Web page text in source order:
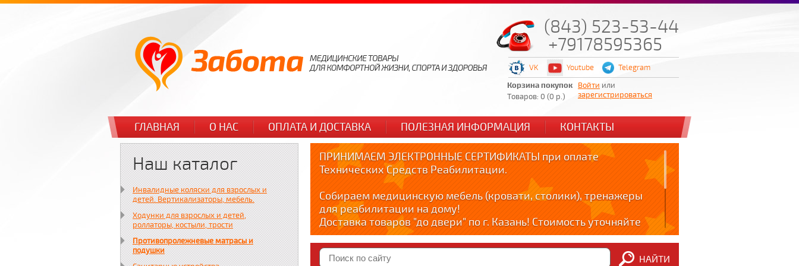
(843) 523-53-44
+79178595365
VK Youtube
Telegram
Корзина покупок
Товаров: 0 (0 р.)
Войти или
зарегистрироваться
ГЛАВНАЯ О НАС ОПЛАТА И ДОСТАВКА ПОЛЕЗНАЯ ИНФОРМАЦИЯ КОНТАКТЫ
Наш каталог
Инвалидные коляски для взрослых и
детей. Вертикализаторы, мебель.
Ходунки для взрослых и детей,
роллаторы, костыли, трости
Противопролежневые матрасы и
подушки
ПРИНИМАЕМ ЭЛЕКТРОННЫЕ СЕРТИФИКАТЫ при оплате
Технических Средств Реабилитации.
Собираем медицинскую мебель (кровати, столики), тренажеры
для реабилитации на дому!
Доставка товаров "до двери" по г. Казань! Стоимость уточняйте
по тел. +79178595365
Краткие видео обзоры медицинских товаров!!!
YOUTUBE: youtube.com/@zabota16 ; Теlegram: t.me/zabota16 ;
НАЙТИ